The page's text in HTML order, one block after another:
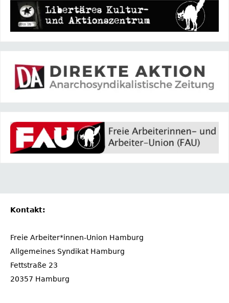
Kontakt:
Freie Arbeiter*innen-Union Hamburg
Allgemeines Syndikat Hamburg
Fettstraße 23
20357 Hamburg